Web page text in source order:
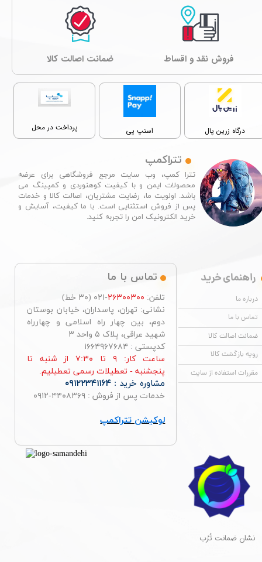
راهنمای خرید
درباره ما
تماس با ما
ضمانت اصالت کالا
رویه بازگشت کالا
مقررات استفاده از سایت
درگاه زرین پال اسنپ پی پرداخت در محل
تترا کمپ، وب سایت مرجع فروشگاهی برای عرضه
محصولات ایمن و با کیفیت کوهنوردی و کمپینگ می
باشد. اولویت ما، رضایت مشتریان، اصالت کالا و خدمات
پس از فروش استثنایی است. با ما کیفیت، آسایش و
خرید الکترونیک امن را تجربه کنید.​​​​​​​
تتراکمپ
​نشان ضمانت تُرُب
فروش نقد و اقساط ﺿﻤﺎﻧﺖ اصالت کالا
تماس با ما
تلفن: ۲۶۳۰۰۳۰۰-۰۲۱ (۳۰ خط)
نشانی: تهران، پاسداران، خیابان بوستان
دوم، بین چهار راه اسلامی و چهارراه
شهید عراقی، پلاک ۵ واحد ۳
کدپستی : ۱۶۶۴۹۶۷۶۸۴
ساعت کار: ۹ تا ۷:۳۰ از شنبه تا
پنجشنبه - تعطیلات رسمی تعطیلیم.
مشاوره خرید : ۰۹۱۲۲۳۴۱۱۶۴
خدمات پس از فروش : ۴۴۰۸۳۶۹-۰۹۱۲
لوکیشن تتراکمپ